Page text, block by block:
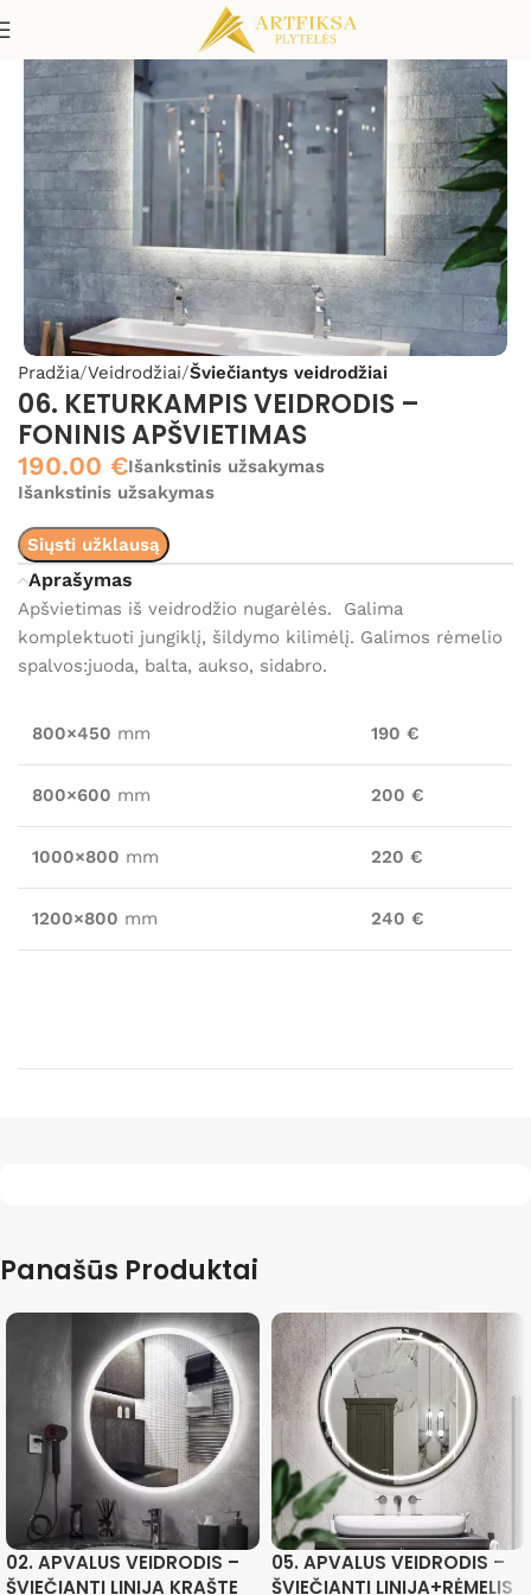
Pradžia Veidrodžiai Šviečiantys veidrodžiai
06. KETURKAMPIS VEIDRODIS –
FONINIS APŠVIETIMAS
190.00 €Išankstinis užsakymas
Išankstinis užsakymas
Siųsti užklausą
Aprašymas
Apšvietimas iš veidrodžio nugarėlės. Galima
komplektuoti jungiklį, šildymo kilimėlį. Galimos rėmelio
spalvos:juoda, balta, aukso, sidabro.
800×450 mm 190 €
800×600 mm 200 €
1000×800 mm 220 €
1200×800 mm 240 €
Panašūs Produktai
02. APVALUS VEIDRODIS –
ŠVIEČIANTI LINIJA KRAŠTE
05. APVALUS VEIDRODIS –
ŠVIEČIANTI LINIJA+RĖMELIS